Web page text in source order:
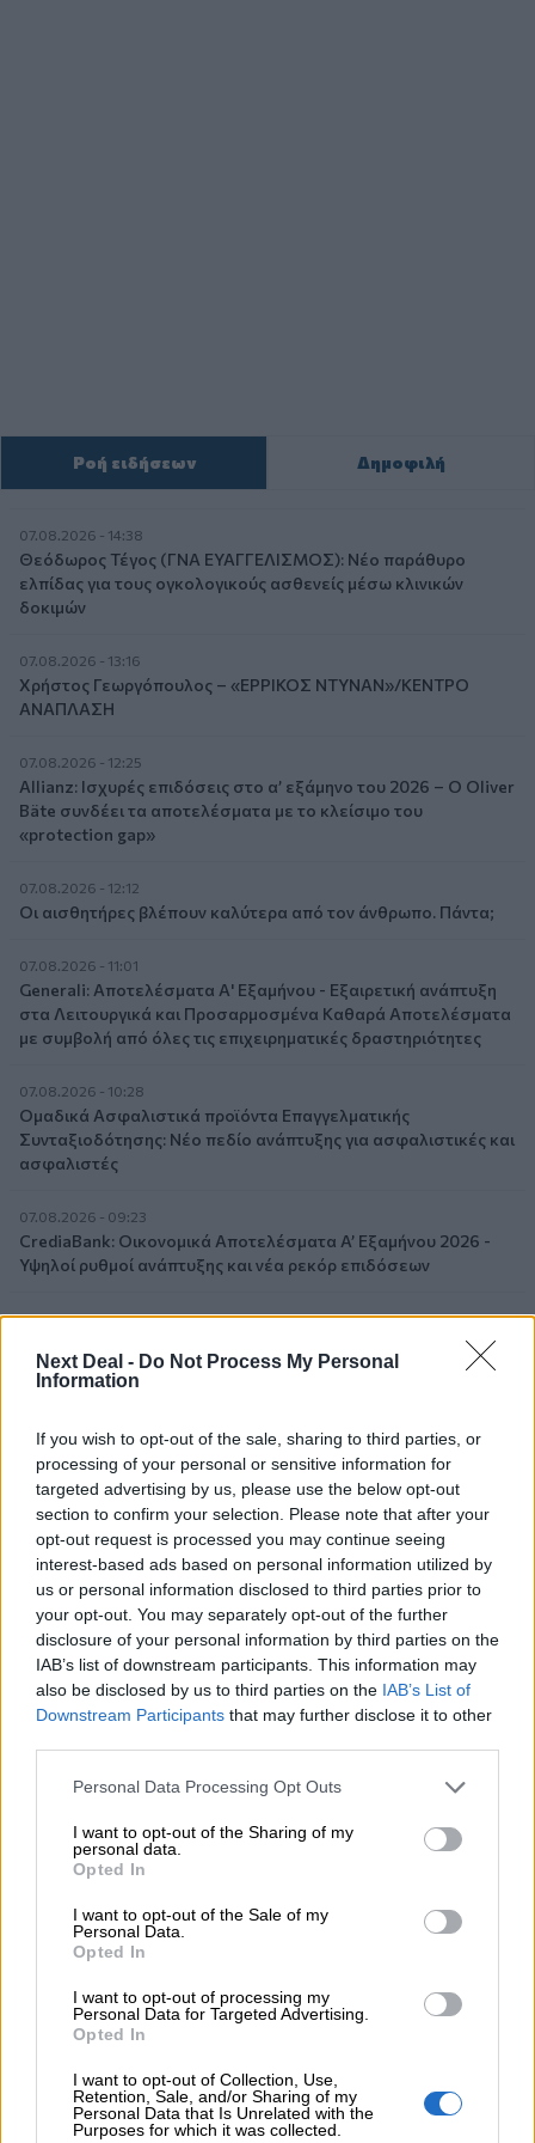
Next Deal - Do Not Process My Personal
Information
If you wish to opt-out of the sale, sharing to third parties, or
processing of your personal or sensitive information for
targeted advertising by us, please use the below opt-out
section to confirm your selection. Please note that after your
opt-out request is processed you may continue seeing
interest-based ads based on personal information utilized by
us or personal information disclosed to third parties prior to
your opt-out. You may separately opt-out of the further
disclosure of your personal information by third parties on the
IAB’s list of downstream participants. This information may
also be disclosed by us to third parties on the IAB’s List of
Downstream Participants that may further disclose it to other
Personal Data Processing Opt Outs
I want to opt-out of the Sharing of my
personal data.
Opted In
I want to opt-out of the Sale of my
Personal Data.
Opted In
I want to opt-out of processing my
Personal Data for Targeted Advertising.
Opted In
I want to opt-out of Collection, Use,
Retention, Sale, and/or Sharing of my
Personal Data that Is Unrelated with the
Purposes for which it was collected.
Ροή ειδήσεων Δημοφιλή
07.08.2026 - 14:38
Θεόδωρος Τέγος (ΓΝΑ ΕΥΑΓΓΕΛΙΣΜΟΣ): Νέο παράθυρο
ελπίδας για τους ογκολογικούς ασθενείς μέσω κλινικών
δοκιμών
07.08.2026 - 13:16
Χρήστος Γεωργόπουλος – «ΕΡΡΙΚΟΣ ΝΤΥΝΑΝ»/ΚΕΝΤΡΟ
ΑΝΑΠΛΑΣΗ
07.08.2026 - 12:25
Allianz: Ισχυρές επιδόσεις στο α’ εξάμηνο του 2026 – Ο Oliver
Bäte συνδέει τα αποτελέσματα με το κλείσιμο του
«protection gap»
07.08.2026 - 12:12
Οι αισθητήρες βλέπουν καλύτερα από τον άνθρωπο. Πάντα;
07.08.2026 - 11:01
Generali: Αποτελέσματα Α' Εξαμήνου - Εξαιρετική ανάπτυξη
στα Λειτουργικά και Προσαρμοσμένα Καθαρά Αποτελέσματα
με συμβολή από όλες τις επιχειρηματικές δραστηριότητες
07.08.2026 - 10:28
Ομαδικά Ασφαλιστικά προϊόντα Επαγγελματικής
Συνταξιοδότησης: Νέο πεδίο ανάπτυξης για ασφαλιστικές και
ασφαλιστές
07.08.2026 - 09:23
CrediaBank: Οικονομικά Αποτελέσματα A’ Εξαμήνου 2026 -
Υψηλοί ρυθμοί ανάπτυξης και νέα ρεκόρ επιδόσεων
07.08.2026 - 08:45
Στόχος για νέα δάνεια 15 δισ. το 2026, η «ακτινογραφία» της
κερδοφορίας των τραπεζών, η δυναμική επιστροφή της
Metlen, μεγαλώνει ταχύτατα η CrediaBank
06.08.2026 - 22:39
10.000 φορές η διεθνής επιστημονική κοινότητα παρέπεμψε
στο έργο του – Ποιος είναι ο Έλληνας χειρουργός Χρήστος
Κοντοβουνήσιος
06.08.2026 - 14:55
Μιχάλης Τάτσης, Insurance & Healthcare Analyst, διευθυντής
Επιχειρηματικής Ανάπτυξης Ομίλου HHG
06.08.2026 - 13:30
Όταν η επόμενη μέρα είναι στάχτη, τι θα πει ο Ασφαλιστικός
Διαμεσολαβητής στον πελάτη κλάδου υγείας;
Kavita Patel - PhARMA Innovation Forum: Ένα στα πέντε
06.08.2026 - 11:37
ζητούν οι έμποροι από την Κυβέρνηση
Ευρώπη: Μπορεί η κλιματική αλλαγή να οδηγήσει σε
ενεργειακή κρίση;
06.08.2026 - 09:15
Στέλιος Λιανός – INTERAMERICAN / Αθηναϊκή Γενική Κλινική